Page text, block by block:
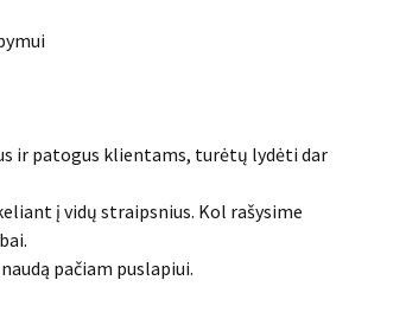
ir patogus klientams, turėtų lydėti dar
į vidų straipsnius. Kol rašysime
pačiam puslapiui.